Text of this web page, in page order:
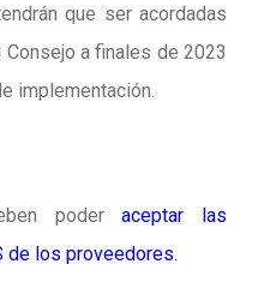
que ser acordadas
a finales de 2023
implementación.
poderaceptar las
de los proveedores.